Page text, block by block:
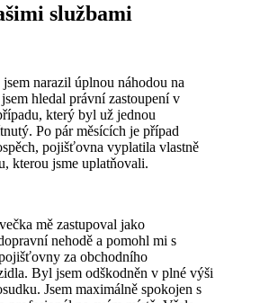
službami
narazil úplnou náhodou na
hledal právní zastoupení v
který byl už jednou
Po pár měsících je případ
pojišťovna vyplatila vlastně
kterou jsme uplatňovali.
mě zastupoval jako
nehodě a pomohl mi s
za obchodního
Byl jsem odškodněn v plné výši
Jsem maximálně spokojen s